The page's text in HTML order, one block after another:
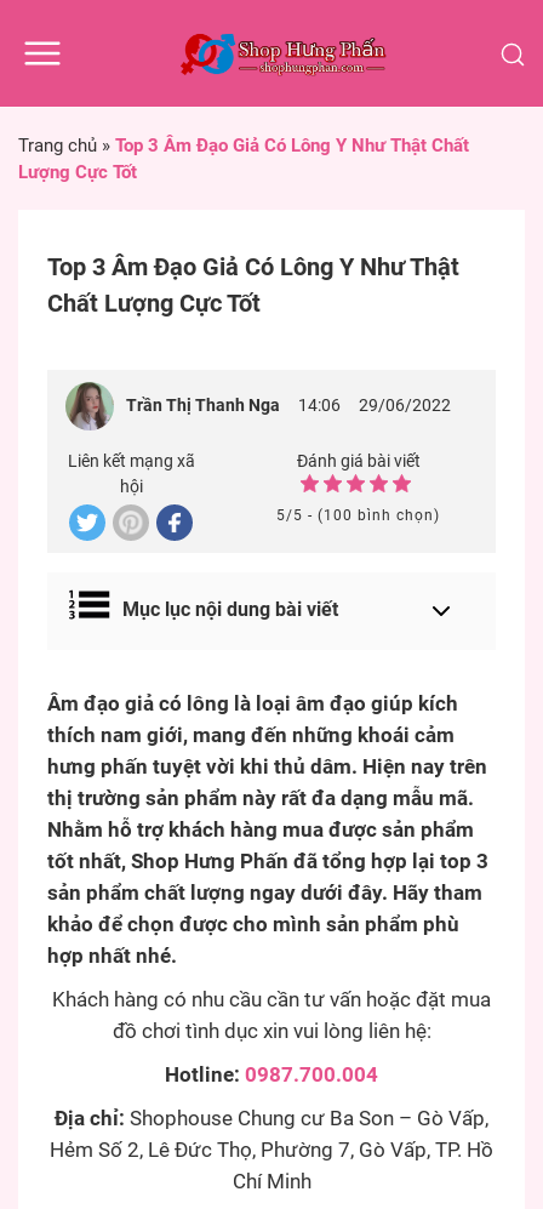
Trang chủ » Top 3 Âm Đạo Giả Có Lông Y Như Thật Chất
Lượng Cực Tốt
Top 3 Âm Đạo Giả Có Lông Y Như Thật
Chất Lượng Cực Tốt
Trần Thị Thanh Nga 14:06 29/06/2022
Liên kết mạng xã
hội
Đánh giá bài viết
5/5 - (100 bình chọn)
Mục lục nội dung bài viết
Âm đạo giả có lông là loại âm đạo giúp kích
thích nam giới, mang đến những khoái cảm
hưng phấn tuyệt vời khi thủ dâm. Hiện nay trên
thị trường sản phẩm này rất đa dạng mẫu mã.
Nhằm hỗ trợ khách hàng mua được sản phẩm
tốt nhất, Shop Hưng Phấn đã tổng hợp lại top 3
sản phẩm chất lượng ngay dưới đây. Hãy tham
khảo để chọn được cho mình sản phẩm phù
hợp nhất nhé.
Khách hàng có nhu cầu cần tư vấn hoặc đặt mua
đồ chơi tình dục xin vui lòng liên hệ:
Hotline: 0987.700.004
Địa chỉ: Shophouse Chung cư Ba Son – Gò Vấp,
Hẻm Số 2, Lê Đức Thọ, Phường 7, Gò Vấp, TP. Hồ
Chí Minh